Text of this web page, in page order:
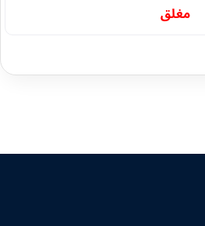
مغلق